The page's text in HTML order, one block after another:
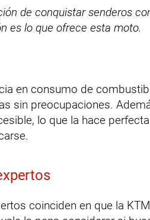
de conquistar senderos
es lo que ofrece esta moto.
en consumo de
sin preocupaciones.
lo que la hace
coinciden en que la